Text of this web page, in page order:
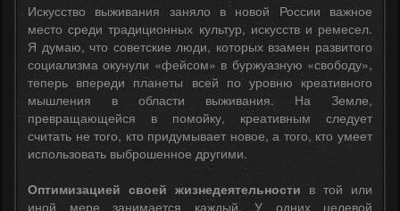
Искусство выживания заняло в новой России важное
место среди традиционных культур, искусств и ремесел.
Я думаю, что советские люди, которых взамен развитого
социализма окунули «фейсом» в буржуазную «свободу»,
теперь впереди планеты всей по уровню креативного
мышления в области выживания. На Земле,
превращающейся в помойку, креативным следует
считать не того, кто придумывает новое, а того, кто умеет
использовать выброшенное другими.
Оптимизацией своей жизнедеятельности в той или
иной мере занимается каждый. У одних целевой